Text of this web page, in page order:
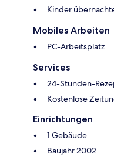
Kinder
Mobiles Arbeiten
PC-Arbeitsplatz
Services
24-Stunden-
Kostenlose
Einrichtungen
1 Gebäude
Baujahr 2002